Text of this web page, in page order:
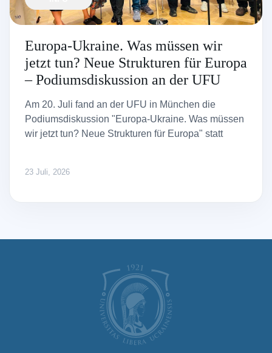
Europa-Ukraine. Was müssen wir
jetzt tun? Neue Strukturen für Europa
– Podiumsdiskussion an der UFU
Am 20. Juli fand an der UFU in München die
Podiumsdiskussion "Europa-Ukraine. Was müssen
wir jetzt tun? Neue Strukturen für Europa" statt
23 Juli, 2026